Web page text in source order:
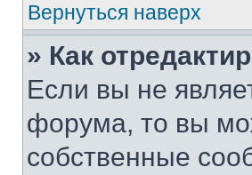
Вернуться наверх
» Как
Если вы не
форума, то вы
собственные